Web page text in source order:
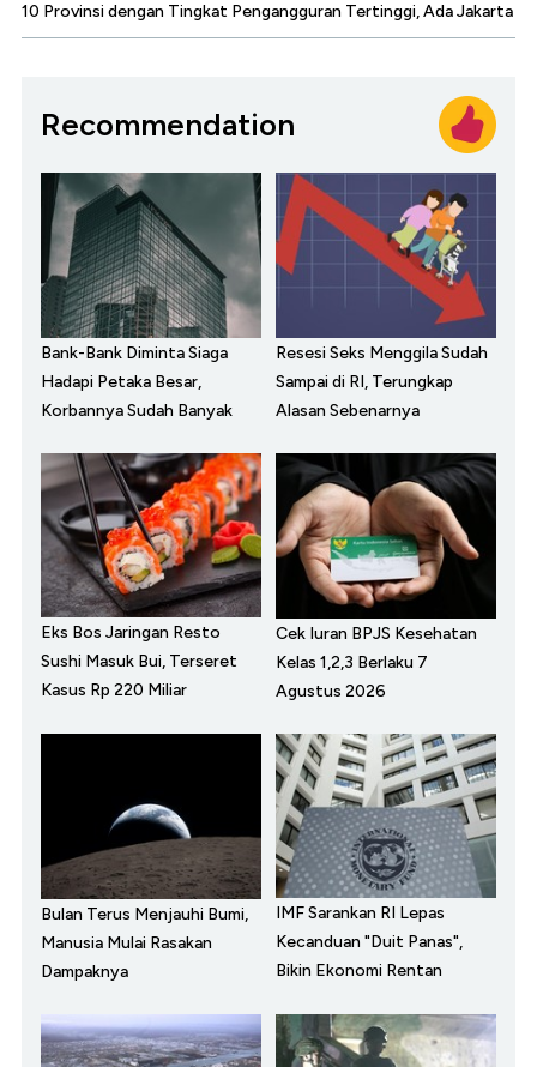
10 Provinsi dengan Tingkat Pengangguran Tertinggi, Ada Jakarta
Recommendation
Bank-Bank Diminta Siaga
Hadapi Petaka Besar,
Korbannya Sudah Banyak
Resesi Seks Menggila Sudah
Sampai di RI, Terungkap
Alasan Sebenarnya
Eks Bos Jaringan Resto
Sushi Masuk Bui, Terseret
Kasus Rp 220 Miliar
Cek Iuran BPJS Kesehatan
Kelas 1,2,3 Berlaku 7
Agustus 2026
Bulan Terus Menjauhi Bumi,
Manusia Mulai Rasakan
Dampaknya
IMF Sarankan RI Lepas
Kecanduan "Duit Panas",
Bikin Ekonomi Rentan